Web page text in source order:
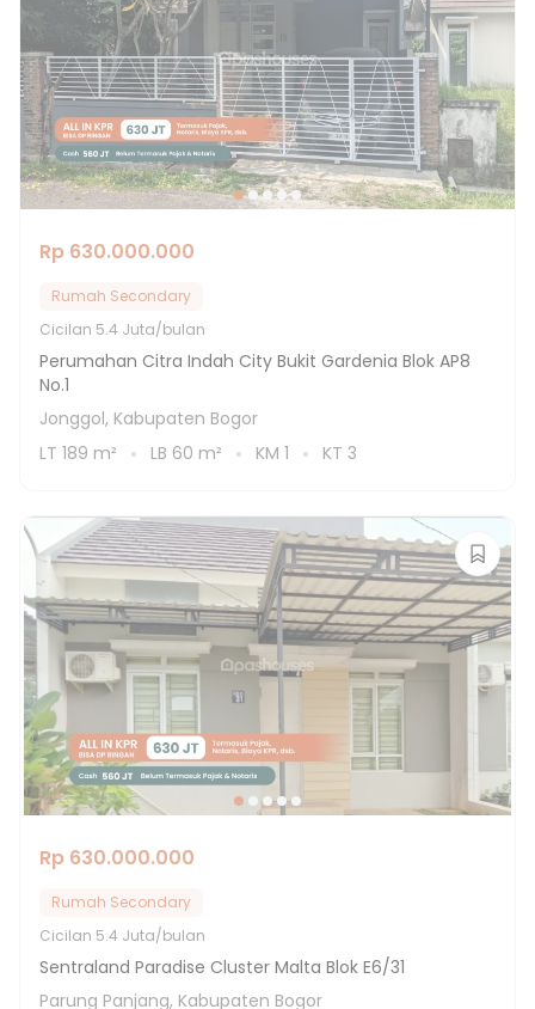
Rp 630.000.000
Rumah Secondary
Cicilan 5.4 Juta/bulan
Perumahan Citra Indah City Bukit Gardenia Blok AP8
No.1
Jonggol, Kabupaten Bogor
LT 189 m² LB 60 m² KM 1 KT 3
Rp 630.000.000
Rumah Secondary
Cicilan 5.4 Juta/bulan
Sentraland Paradise Cluster Malta Blok E6/31
Parung Panjang, Kabupaten Bogor